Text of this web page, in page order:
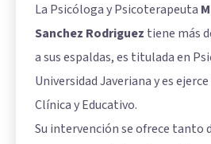
La Psicóloga y Psicoterapeuta
Sanchez Rodriguez tiene más
a sus espaldas, es titulada en
Universidad Javeriana y es
Clínica y Educativo.
Su intervención se ofrece tanto